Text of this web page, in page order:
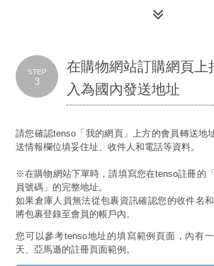
STEP
3
在購物網站訂購網頁上
入為國內發送地址
請您確認tenso「我的網頁」上方的會員轉送地
送情報欄位填妥住址、收件人和電話等資料。
※在購物網站下單時，請填寫您在tenso註冊的
員號碼」的完整地址。
如果倉庫人員無法從包裹資訊確認您的收件名
將包裹登錄至會員的帳戶內。
您可以參考tenso地址的填寫範例頁面，內有
天、亞馬遜的註冊頁面範例。